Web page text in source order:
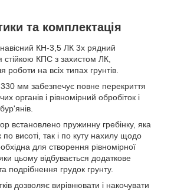
та комплектація
КН-3,5 ЛК 3х рядний
стійкою КПС з захистом ЛК,
роботи на всіх типах грунтів.
мм забезпечує повне перекриття
органів і рівномірний обробіток і
встановлено пружинну гребінку, яка
по висоті, так і по куту нахилу щодо
для створення рівномірної
цьому відбувається додаткове
подрібнення грудок грунту.
дозволяє вирівнювати і накочувати